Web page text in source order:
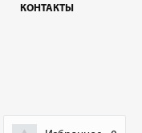
КОНТАКТЫ